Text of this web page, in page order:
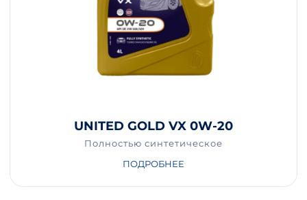
UNITED GOLD VX 0W-20
Полностью синтетическое
ПОДРОБНЕЕ